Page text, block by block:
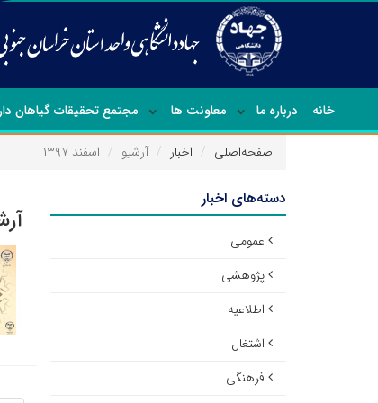
خانه درباره ما معاونت ها مجتمع تحقیقات گیاهان
صفحه‌اصلی اخبار آرشیو اسفند ۱۳۹۷
دسته‌های اخبار
عمومی
پژوهشی
اطلاعیه
اشتغال
فرهنگی